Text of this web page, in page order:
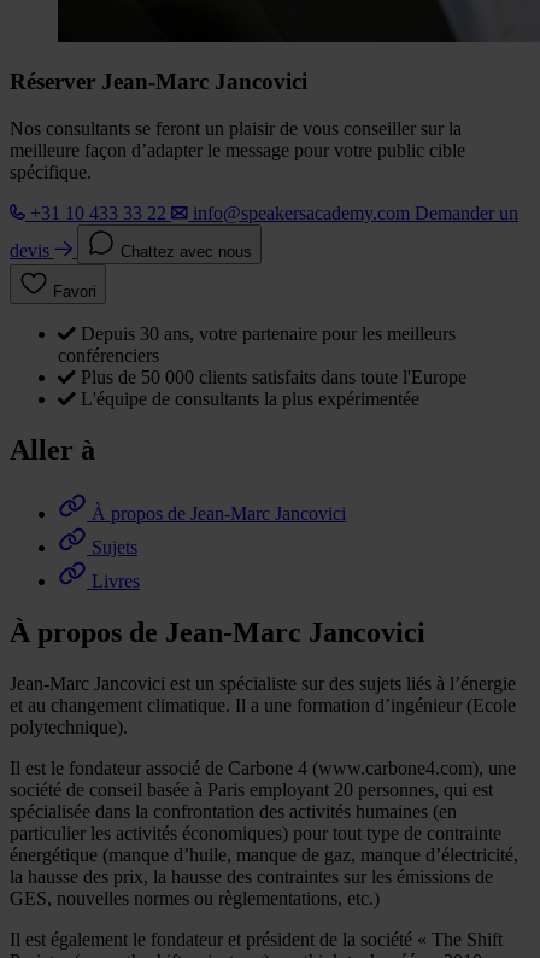
Réserver Jean-Marc Jancovici
Nos consultants se feront un plaisir de vous conseiller sur la
meilleure façon d’adapter le message pour votre public cible
spécifique.
+31 10 433 33 22
info@speakersacademy.com Demander un
devis
Chattez avec nous
Favori
Depuis 30 ans, votre partenaire pour les meilleurs
conférenciers
Plus de 50 000 clients satisfaits dans toute l'Europe
L'équipe de consultants la plus expérimentée
Aller à
À propos de Jean-Marc Jancovici
Sujets
Livres
À propos de Jean-Marc Jancovici
Jean-Marc Jancovici est un spécialiste sur des sujets liés à l’énergie
et au changement climatique. Il a une formation d’ingénieur (Ecole
polytechnique).
Il est le fondateur associé de Carbone 4 (www.carbone4.com), une
société de conseil basée à Paris employant 20 personnes, qui est
spécialisée dans la confrontation des activités humaines (en
particulier les activités économiques) pour tout type de contrainte
énergétique (manque d’huile, manque de gaz, manque d’électricité,
la hausse des prix, la hausse des contraintes sur les émissions de
GES, nouvelles normes ou règlementations, etc.)
Il est également le fondateur et président de la société « The Shift